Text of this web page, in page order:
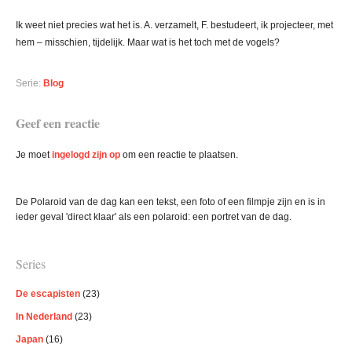
Ik weet niet precies wat het is. A. verzamelt, F. bestudeert, ik projecteer, met
hem – misschien, tijdelijk. Maar wat is het toch met de vogels?
Serie: Blog
Lees
Geef een reactie
Je moetingelogd zijn op om een reactie te plaatsen.
Primaire
Sidebar
De Polaroid van de dag kan een tekst, een foto of een filmpje zijn en is in
ieder geval 'direct klaar' als een polaroid: een portret van de dag.
Series
De escapisten (23)
In Nederland (23)
Japan (16)